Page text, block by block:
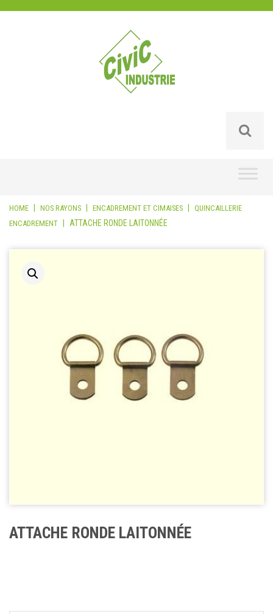
HOME NOS RAYONS ENCADREMENT ET CIMAISES
QUINCAILLERIE
ENCADREMENT
ATTACHE RONDE LAITONNÉE
ATTACHE RONDE LAITONNÉE